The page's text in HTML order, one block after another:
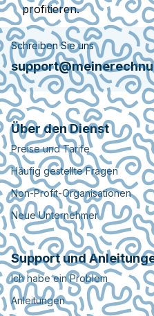
profitieren.
Schreiben Sie uns
Über den Dienst
Preise und Tarife
Häufig gestellte Fragen
Non-Profit-Organisationen
Neue Unternehmer
Support und
Ich habe ein Problem
Anleitungen